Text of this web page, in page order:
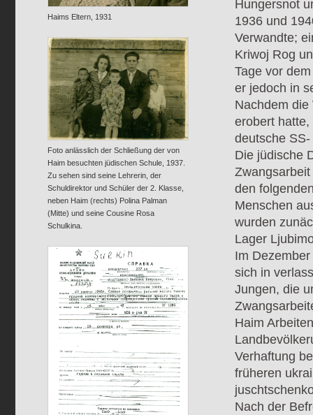
Haims Eltern, 1931
Foto anlässlich der Schließung der von
Haim besuchten jüdischen Schule, 1937.
Zu sehen sind seine Lehrerin, der
Schuldirektor und Schüler der 2. Klasse,
neben Haim (rechts) Polina Palman
(Mitte) und seine Cousine Rosa
Schulkina.
Hungersnot
1936 und
Verwandte;
Kriwoj Rog
Tage vor
er jedoch in
Nachdem
erobert
deutsche
Die jüdische
den
Menschen
wurden
Lager
Im
sich in
Jungen, die
Haim
Verhaftung
früheren
Nach der